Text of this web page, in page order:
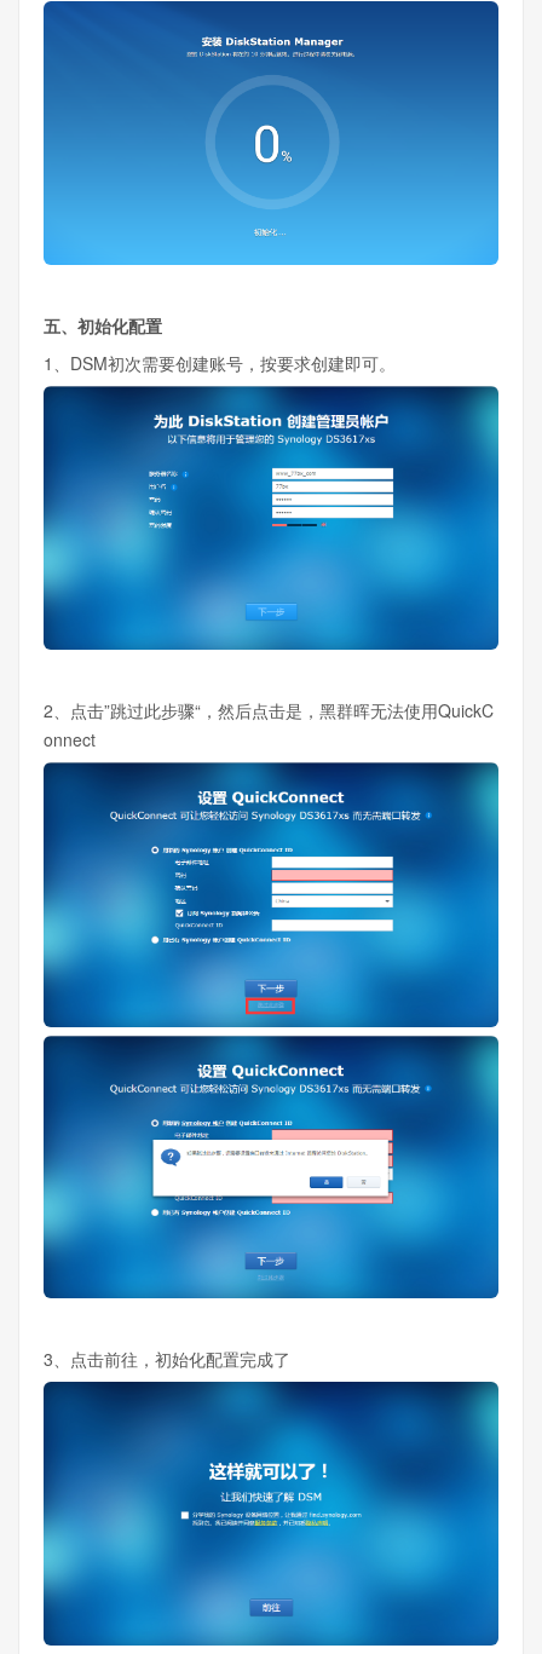
五、初始化配置
1、DSM初次需要创建账号，按要求创建即可。
2、点击”跳过此步骤“，然后点击是，黑群晖无法使用QuickC
onnect
3、点击前往，初始化配置完成了